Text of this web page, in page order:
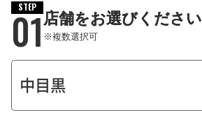
STEP
01店舗をお選びください
※複数選択可